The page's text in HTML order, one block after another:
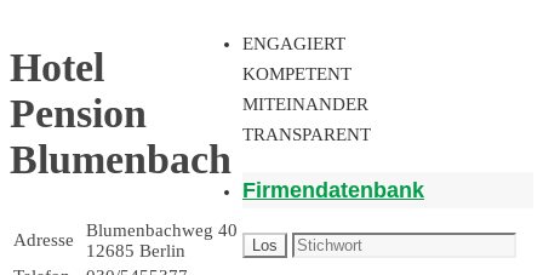
Hotel
Pension
Blumenbach
Adresse
Blumenbachweg 40
12685 Berlin
ENGAGIERT
KOMPETENT
MITEINANDER
TRANSPARENT
Firmendatenbank